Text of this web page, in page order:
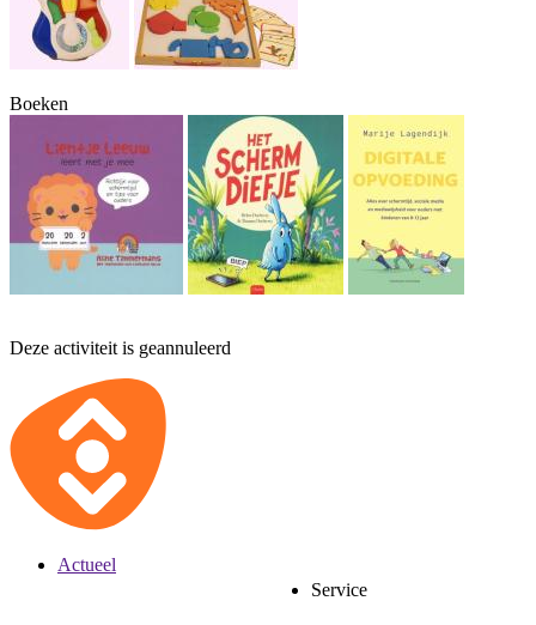
Boeken
Deze activiteit is geannuleerd
Actueel
Service